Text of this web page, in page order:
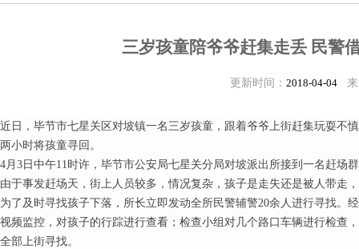
三岁孩童陪爷爷赶集走丢 民警
更新时间： 2018-04-04
近日，毕节市七星关区对坡镇一名三岁孩童，跟着爷爷上街赶集玩耍不
两小时将孩童寻回。
4月3日中午11时许，毕节市公安局七星关分局对坡派出所接到一名赶场
由于事发赶场天，街上人员较多，情况复杂，孩子是走失还是被人带走
为了及时寻找孩子下落，所长立即发动全所民警辅警20余人进行寻找。
视频监控，对孩子的行踪进行查看；检查小组对几个路口车辆进行检查
全部上街寻找。